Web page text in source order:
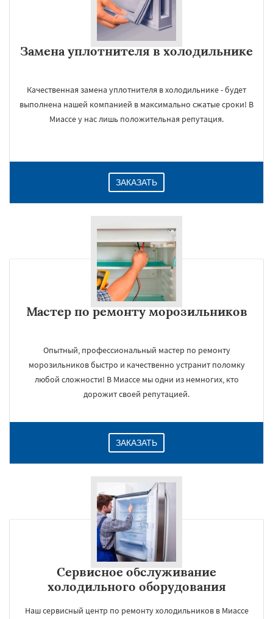
Замена уплотнителя в холодильнике
Качественная замена уплотнителя в холодильнике - будет
выполнена нашей компанией в максимально сжатые сроки! В
Миассе у нас лишь положительная репутация.
ЗАКАЗАТЬ
Мастер по ремонту морозильников
Опытный, профессиональный мастер по ремонту
морозильников быстро и качественно устранит поломку
любой сложности! В Миассе мы одни из немногих, кто
дорожит своей репутацией.
ЗАКАЗАТЬ
Сервисное обслуживание
холодильного оборудования
Наш сервисный центр по ремонту холодильников в Миассе
×
Даю согласие на обработку персональных данных